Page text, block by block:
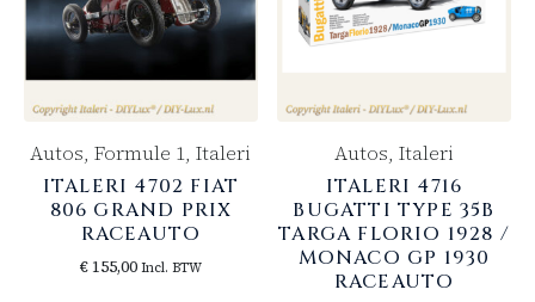
Autos, Formule 1, Italeri
ITALERI 4702 FIAT
806 GRAND PRIX
RACEAUTO
€155,00 Incl. BTW
Autos, Italeri
ITALERI 4716
BUGATTI TYPE 35B
TARGA FLORIO 1928 /
MONACO GP 1930
RACEAUTO